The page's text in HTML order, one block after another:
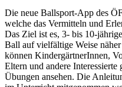
Die neue Ballsport-App des
welche das Vermitteln und
Das Ziel ist es, 3- bis 10-
Ball auf vielfältige Weise
können KindergärtnerInnen,
Eltern und andere
Übungen ansehen. Die